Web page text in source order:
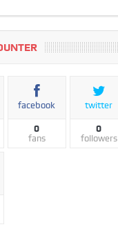
facebook
0
fans
twitter
0
followers